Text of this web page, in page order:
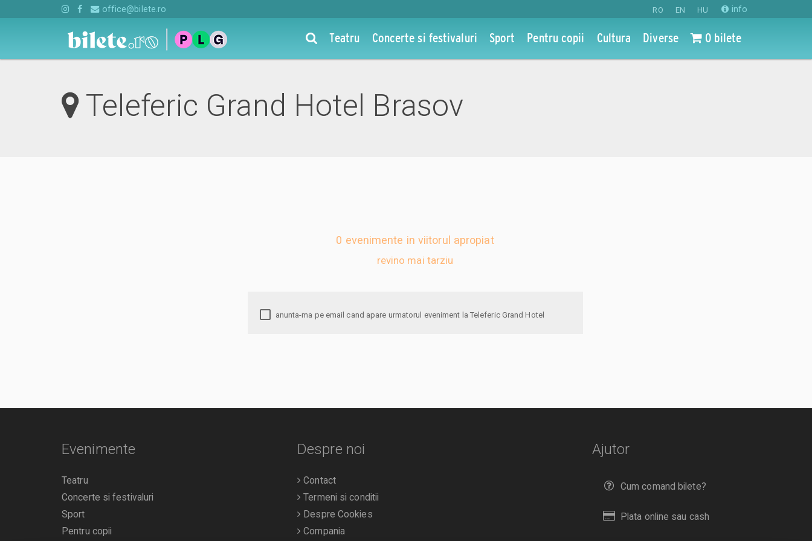
RO EN HU info
office@bilete.ro
Teatru Concerte si festivaluri Sport Pentru copii Cultura Diverse 0 bilete
Teleferic Grand Hotel Brasov
0 evenimente in viitorul apropiat
revino mai tarziu
anunta-ma pe email cand apare urmatorul eveniment la Teleferic Grand Hotel
Ajutor
Cum comand bilete?
Plata online sau cash
Evenimente
Teatru
Concerte si festivaluri
Sport
Pentru copii
Despre noi
Contact
Termeni si conditii
Despre Cookies
Compania